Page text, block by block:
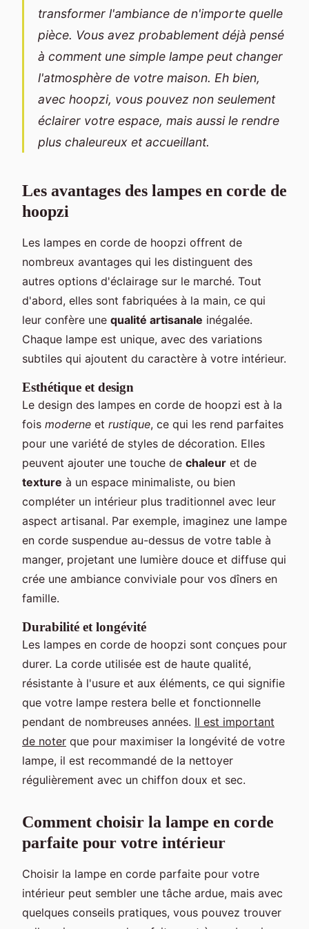
transformer l'ambiance de n'importe quelle
pièce. Vous avez probablement déjà pensé
à comment une simple lampe peut changer
l'atmosphère de votre maison. Eh bien,
avec hoopzi, vous pouvez non seulement
éclairer votre espace, mais aussi le rendre
plus chaleureux et accueillant.
Les avantages des lampes en corde de
hoopzi
Les lampes en corde de hoopzi offrent de
nombreux avantages qui les distinguent des
autres options d'éclairage sur le marché. Tout
d'abord, elles sont fabriquées à la main, ce qui
leur confère une qualité artisanale inégalée.
Chaque lampe est unique, avec des variations
subtiles qui ajoutent du caractère à votre intérieur.
Esthétique et design
Le design des lampes en corde de hoopzi est à la
fois moderne et rustique, ce qui les rend parfaites
pour une variété de styles de décoration. Elles
peuvent ajouter une touche de chaleur et de
texture à un espace minimaliste, ou bien
compléter un intérieur plus traditionnel avec leur
aspect artisanal. Par exemple, imaginez une lampe
en corde suspendue au-dessus de votre table à
manger, projetant une lumière douce et diffuse qui
crée une ambiance conviviale pour vos dîners en
famille.
Durabilité et longévité
Les lampes en corde de hoopzi sont conçues pour
durer. La corde utilisée est de haute qualité,
résistante à l'usure et aux éléments, ce qui signifie
que votre lampe restera belle et fonctionnelle
pendant de nombreuses années. Il est important
de noter que pour maximiser la longévité de votre
lampe, il est recommandé de la nettoyer
régulièrement avec un chiffon doux et sec.
Comment choisir la lampe en corde
parfaite pour votre intérieur
Choisir la lampe en corde parfaite pour votre
intérieur peut sembler une tâche ardue, mais avec
quelques conseils pratiques, vous pouvez trouver